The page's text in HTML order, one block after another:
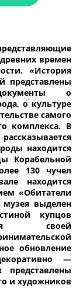
времен
«История
представлены
о
о культуре
самого
комплекса. В
находится
Корабельной
130 чучел
находится
«Обитатели
выделен
купцов
своей
обновление
—
представлены
и художников